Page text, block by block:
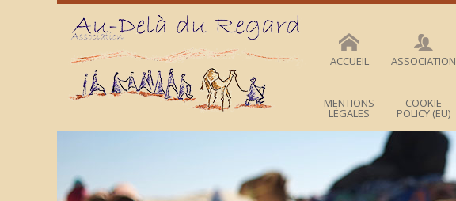
contenu
ACCUEIL ASSOCIATION
MENTIONS
LÉGALES
COOKIE
POLICY (EU)